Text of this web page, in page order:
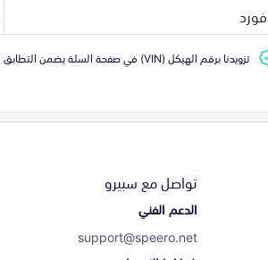
فورد
تزويدنا برقم الهيكل (VIN) في صفحة السلة يضمن التطابق التام للقطعة مع سيارتك
تواصل مع سبيرو
الدعم الفني
support@speero.net